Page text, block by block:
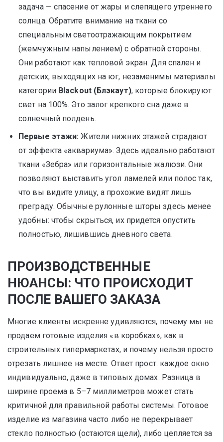
задача — спасение от жары и слепящего утреннего
солнца. Обратите внимание на ткани со
специальным светоотражающим покрытием
(жемчужным напылением) с обратной стороны.
Они работают как тепловой экран. Для спален и
детских, выходящих на юг, незаменимы материалы
категории Blackout (Блэкаут), которые блокируют
свет на 100%. Это залог крепкого сна даже в
солнечный полдень.
Первые этажи: Жители нижних этажей страдают
от эффекта «аквариума». Здесь идеально работают
ткани «Зебра» или горизонтальные жалюзи. Они
позволяют выставить угол ламелей или полос так,
что вы видите улицу, а прохожие видят лишь
преграду. Обычные рулонные шторы здесь менее
удобны: чтобы скрыться, их придется опустить
полностью, лишившись дневного света.
ПРОИЗВОДСТВЕННЫЕ
НЮАНСЫ: ЧТО ПРОИСХОДИТ
ПОСЛЕ ВАШЕГО ЗАКАЗА
Многие клиенты искренне удивляются, почему мы не
продаем готовые изделия «в коробках», как в
строительных гипермаркетах, и почему нельзя просто
отрезать лишнее на месте. Ответ прост: каждое окно
индивидуально, даже в типовых домах. Разница в
ширине проема в 5–7 миллиметров может стать
критичной для правильной работы системы. Готовое
изделие из магазина часто либо не перекрывает
стекло полностью (остаются щели), либо цепляется за